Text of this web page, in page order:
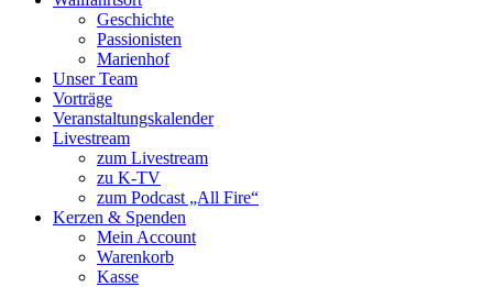
Geschichte
Passionisten
Marienhof
Unser Team
Vorträge
Veranstaltungskalender
Livestream
zum Livestream
zu K-TV
zum Podcast „All Fire“
Kerzen & Spenden
Mein Account
Warenkorb
Kasse